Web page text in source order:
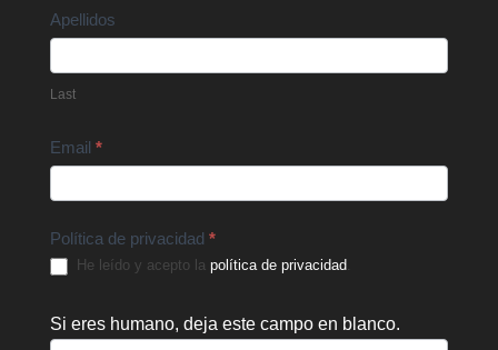
Apellidos
Last
Email *
Política de privacidad *
He leído y acepto la política de privacidad.
Si eres humano, deja este campo en blanco.